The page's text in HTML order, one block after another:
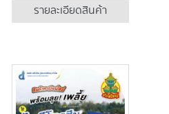
รายละเอียดสินค้า